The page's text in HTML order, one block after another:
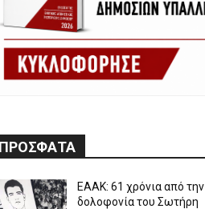
ΕΑΑΚ: 61 χρόνια από την
δολοφονία του Σωτήρη